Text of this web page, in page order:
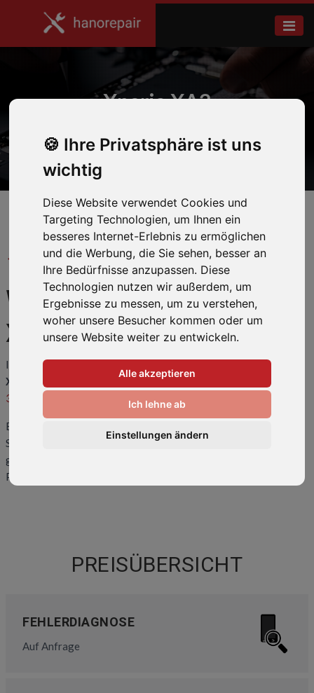
Ihre Privatsphäre ist uns
wichtig
Diese Website verwendet Cookies und
Targeting Technologien, um Ihnen ein
besseres Internet-Erlebnis zu ermöglichen
und die Werbung, die Sie sehen, besser an
Ihre Bedürfnisse anzupassen. Diese
Technologien nutzen wir außerdem, um
Ergebnisse zu messen, um zu verstehen,
woher unsere Besucher kommen oder um
unsere Website weiter zu entwickeln.
Alle akzeptieren
Ich lehne ab
Einstellungen ändern
Xperia XA2
Home Sony
← Zurück zum Hersteller
WIR REPARIEREN IHR
XPERIA XA2
Ihr Smartphone ist kaputt oder hat einen Fehler? Wir bringen Ihr
Xperia XA2
wieder zum Laufen! Rufen Sie uns an unter
0511-
34082318
oder kommen Sie direkt vorbei.
Eine
Sie weiter unten auf dieser Seite. Sollte ihr Problem hier nicht
gelistet sein, kontaktieren Sie uns bitte. Wir können auch Ihr
Problem lösen!
PREISÜBERSICHT
FEHLERDIAGNOSE
Auf Anfrage